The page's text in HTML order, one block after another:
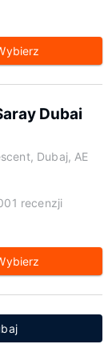
Dubai
Dubaj, AE
recenzji